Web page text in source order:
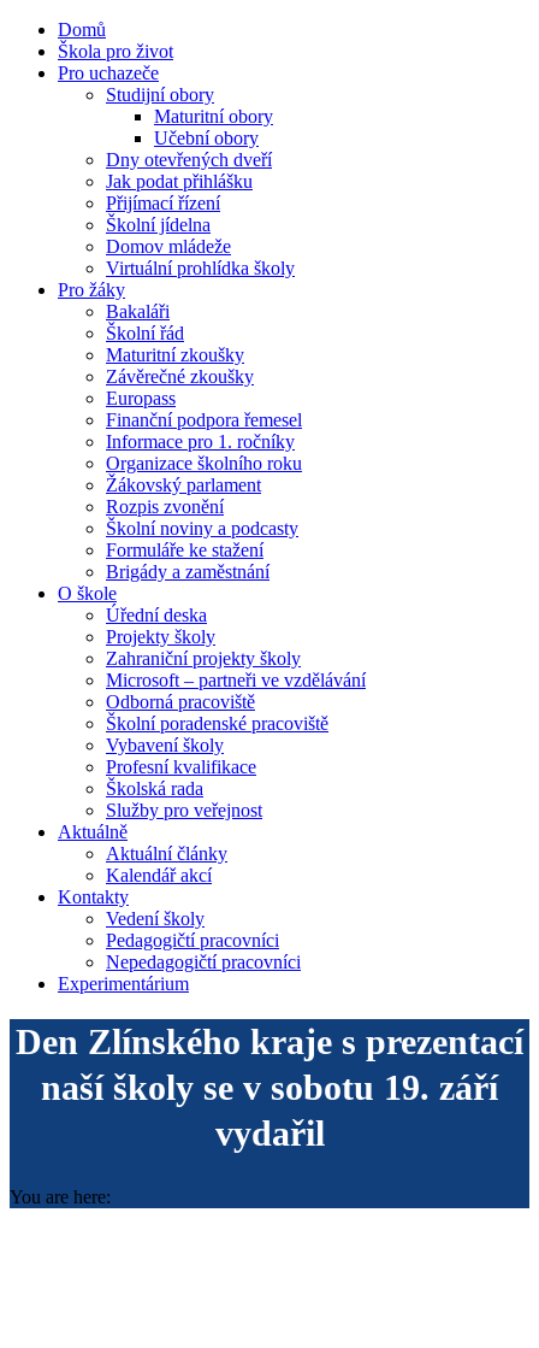
Domů
Škola pro život
Pro uchazeče
Studijní obory
Maturitní obory
Učební obory
Dny otevřených dveří
Jak podat přihlášku
Přijímací řízení
Školní jídelna
Domov mládeže
Virtuální prohlídka školy
Pro žáky
Bakaláři
Školní řád
Maturitní zkoušky
Závěrečné zkoušky
Europass
Finanční podpora řemesel
Informace pro 1. ročníky
Organizace školního roku
Žákovský parlament
Rozpis zvonění
Školní noviny a podcasty
Formuláře ke stažení
Brigády a zaměstnání
O škole
Úřední deska
Projekty školy
Zahraniční projekty školy
Microsoft – partneři ve vzdělávání
Odborná pracoviště
Školní poradenské pracoviště
Vybavení školy
Profesní kvalifikace
Školská rada
Služby pro veřejnost
Aktuálně
Aktuální články
Kalendář akcí
Kontakty
Vedení školy
Pedagogičtí pracovníci
Nepedagogičtí pracovníci
Experimentárium
Den Zlínského kraje s prezentací
naší školy se v sobotu 19. září
vydařil
You are here: